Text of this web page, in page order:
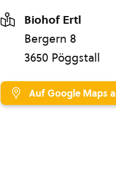
Biohof Ertl
Bergern 8
3650 Pöggstall
Auf Google Maps